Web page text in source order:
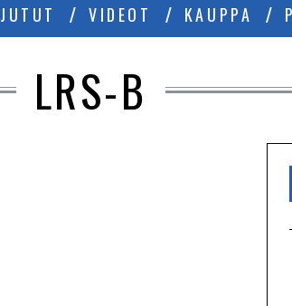
JUTUT VIDEOT KAUPPA
LRS-B